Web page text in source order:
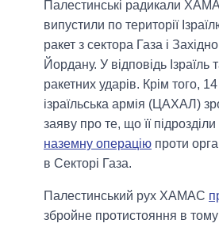
Палестинські радикали
випустили по території
ракет з сектора Газа і
Йордану. У відповідь Ізраїль
ракетних ударів. Крім того,
ізраїльська армія (ЦАХАЛ)
заяву про те, що її
наземну операцію проти
в Секторі Газа.
Палестинський рух ХАМАС
збройне протистояння в